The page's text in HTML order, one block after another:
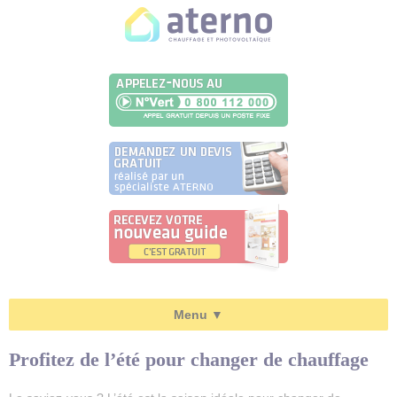
Panneau de gestion des cookies
Le chauffage central électrique
Profitez de l’été pour changer de chauffage